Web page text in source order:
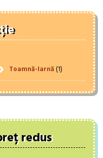
Toamnă-Iarnă(1)
redus